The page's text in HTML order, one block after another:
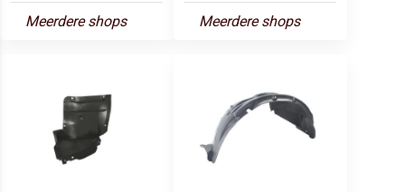
Meerdere shops Meerdere shops